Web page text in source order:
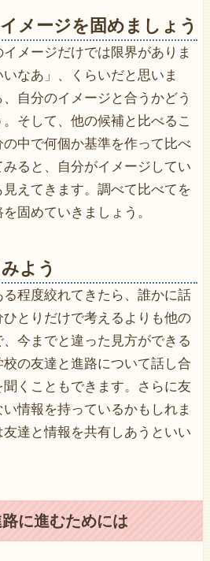
メージを固めましょう
メージだけでは限界がありま
なあ」、くらいだと思いま
自分のイメージと合うかどう
そして、他の候補と比べるこ
中で何個か基準を作って比べ
ると、自分がイメージしてい
えてきます。調べて比べてを
固めていきましょう。
よう
程度絞れてきたら、誰かに話
とりだけで考えるよりも他の
今までと違った見方ができる
の友達と進路について話し合
くこともできます。さらに友
情報を持っているかもしれま
達と情報を共有しあうといい
に進むためには